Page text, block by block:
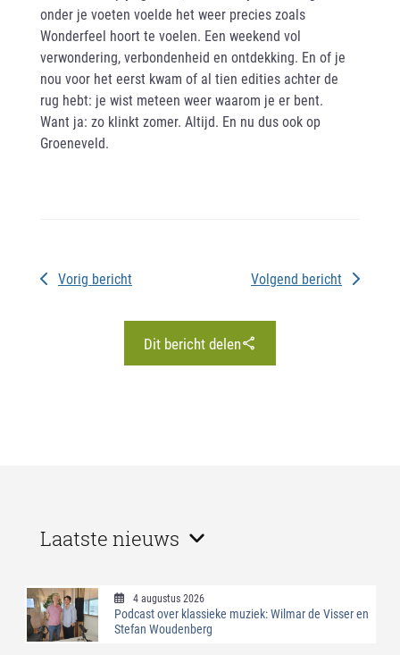
onder je voeten voelde het weer precies zoals
Wonderfeel hoort te voelen. Een weekend vol
verwondering, verbondenheid en ontdekking. En of je
nou voor het eerst kwam of al tien edities achter de
rug hebt: je wist meteen weer waarom je er bent.
Want ja: zo klinkt zomer. Altijd. En nu dus ook op
Groeneveld.
Vorig bericht Volgend bericht
Dit bericht delen
Laatste nieuws
4 augustus 2026
Podcast over klassieke muziek: Wilmar de Visser en
Stefan Woudenberg